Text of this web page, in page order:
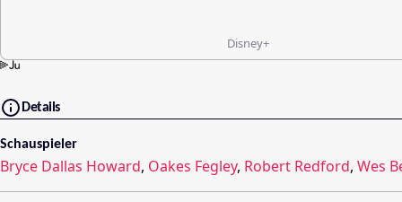
Disney+
Details
Schauspieler
Bryce Dallas Howard, Oakes Fegley, Robert Redford, Wes